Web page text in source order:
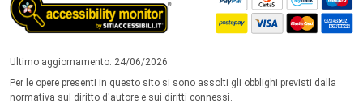
Ultimo aggiornamento: 24/06/2026
Per le opere presenti in questo sito si sono assolti gli obblighi previsti dalla
normativa sul diritto d'autore e sui diritti connessi.